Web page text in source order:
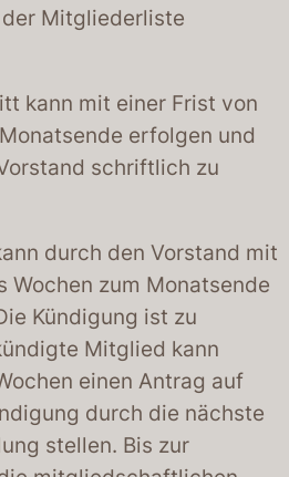
Mitgliederliste
kann mit einer Frist von
erfolgen und
schriftlich zu
durch den Vorstand mit
Wochen zum Monatsende
Kündigung ist zu
Mitglied kann
einen Antrag auf
durch die nächste
stellen. Bis zur